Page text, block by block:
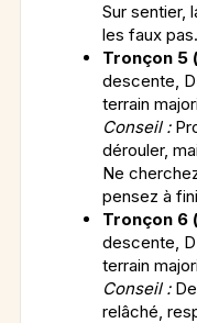
Sur sentier,
les faux pas.
Tronçon 5
descente,
terrain
Conseil :
dérouler,
Ne
pensez à
Tronçon 6
descente,
terrain
Conseil :
relâché,